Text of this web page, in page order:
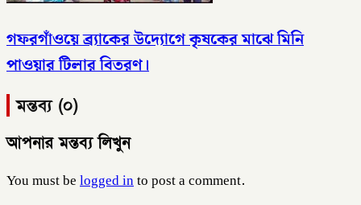
গফরগাঁওয়ে ব্র্যাকের উদ্যোগে কৃষকের মাঝে মিনি
পাওয়ার টিলার বিতরণ।
মন্তব্য (০)
আপনার মন্তব্য লিখুন
You must belogged into post a comment.